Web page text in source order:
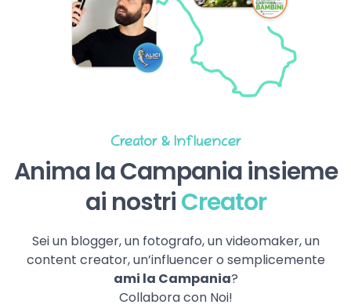
Creator & Influencer
Anima la Campania insieme
ai nostriCreator
Sei un blogger, un fotografo, un videomaker, un
content creator, un’influencer o semplicemente
ami la Campania?
Collabora con Noi!